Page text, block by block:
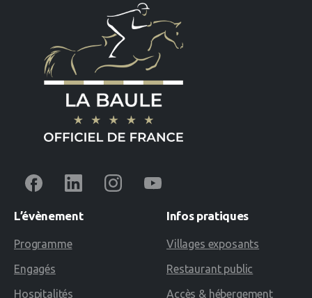
L’évènement
Programme
Engagés
Hospitalités
Infos pratiques
Villages exposants
Restaurant public
Accès & hébergement